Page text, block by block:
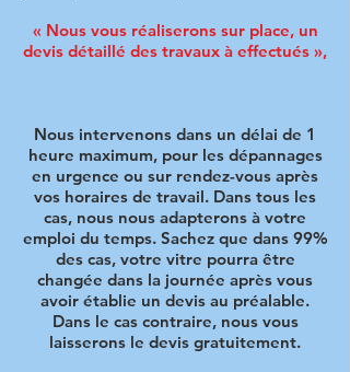
« Nous vous réaliserons sur place, un
devis détaillé des travaux à effectués »,
Nous intervenons dans un délai de 1
heure maximum, pour les dépannages
en urgence ou sur rendez-vous après
vos horaires de travail. Dans tous les
cas, nous nous adapterons à votre
emploi du temps. Sachez que dans 99%
des cas, votre vitre pourra être
changée dans la journée après vous
avoir établie un devis au préalable.
Dans le cas contraire, nous vous
laisserons le devis gratuitement.